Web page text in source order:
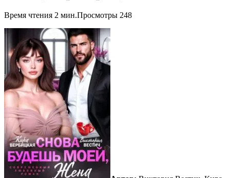
Время чтения 2 мин.Просмотры 248